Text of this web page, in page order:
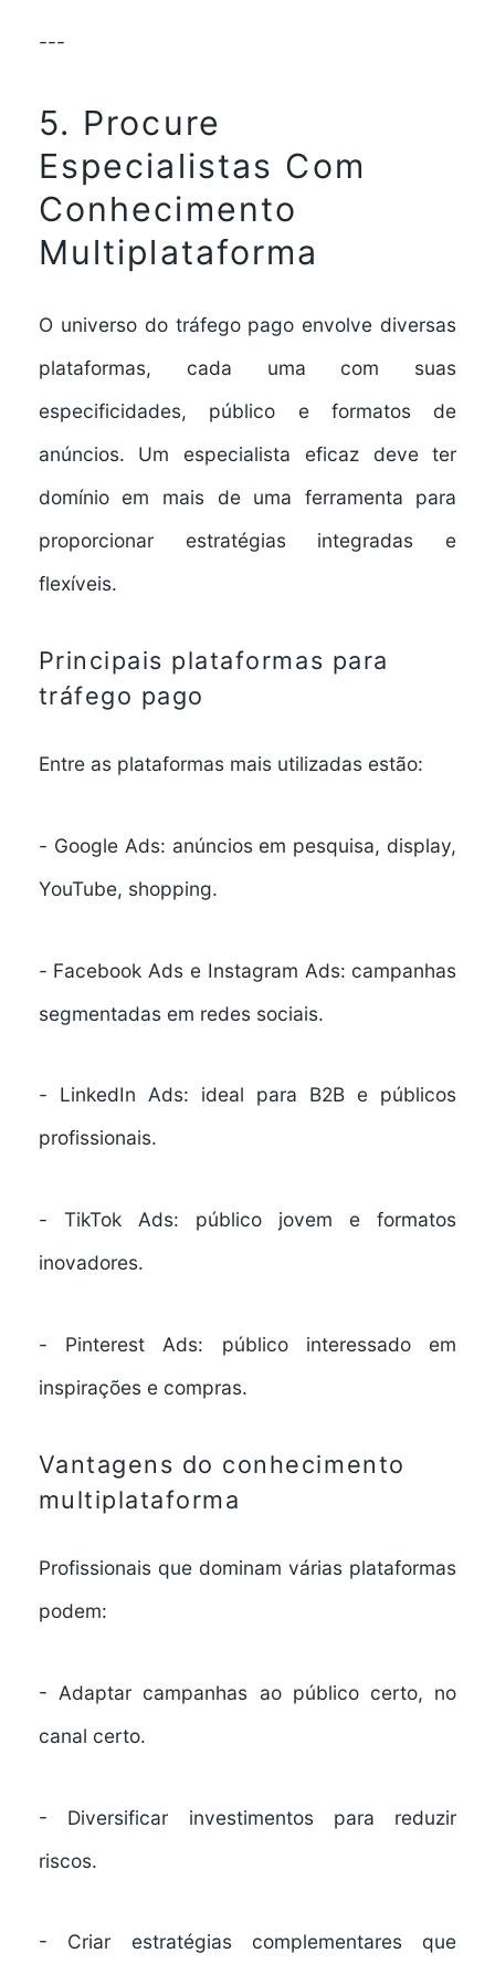
---
5. Procure
Especialistas Com
Conhecimento
Multiplataforma
O universo do tráfego pago envolve diversas
plataformas, cada uma com suas
especificidades, público e formatos de
anúncios. Um especialista eficaz deve ter
domínio em mais de uma ferramenta para
proporcionar estratégias integradas e
flexíveis.
Principais plataformas para
tráfego pago
Entre as plataformas mais utilizadas estão:
- Google Ads: anúncios em pesquisa, display,
YouTube, shopping.
- Facebook Ads e Instagram Ads: campanhas
segmentadas em redes sociais.
- LinkedIn Ads: ideal para B2B e públicos
profissionais.
- TikTok Ads: público jovem e formatos
inovadores.
- Pinterest Ads: público interessado em
inspirações e compras.
Vantagens do conhecimento
multiplataforma
Profissionais que dominam várias plataformas
podem:
- Adaptar campanhas ao público certo, no
canal certo.
- Diversificar investimentos para reduzir
riscos.
- Criar estratégias complementares que